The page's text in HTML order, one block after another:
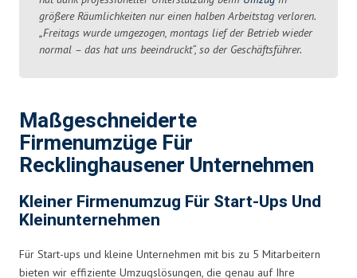
größere Räumlichkeiten nur einen halben Arbeitstag verloren.
„Freitags wurde umgezogen, montags lief der Betrieb wieder
normal – das hat uns beeindruckt“, so der Geschäftsführer.
Maßgeschneiderte
Firmenumzüge Für
Recklinghausener Unternehmen
Kleiner Firmenumzug Für Start-Ups Und
Kleinunternehmen
Für Start-ups und kleine Unternehmen mit bis zu 5 Mitarbeitern
bieten wir effiziente Umzugslösungen, die genau auf Ihre